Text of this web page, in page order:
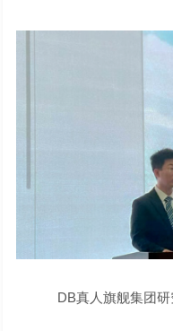
DB真人旗舰集团